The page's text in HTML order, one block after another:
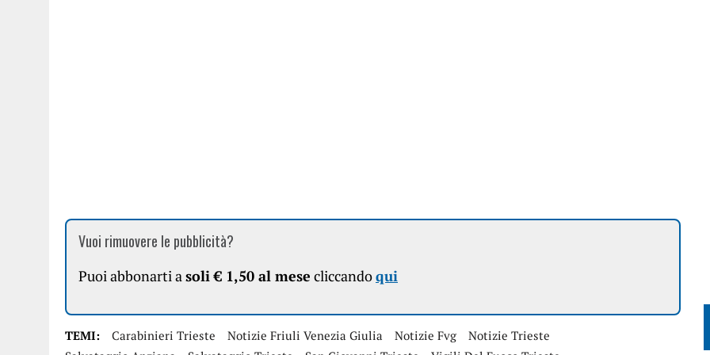
Vuoi rimuovere le pubblicità?
Puoi abbonarti asoli € 1,50 al mese cliccandoqui
TEMI: Carabinieri Trieste Notizie Friuli Venezia Giulia Notizie Fvg
Notizie Trieste